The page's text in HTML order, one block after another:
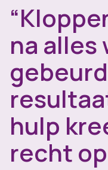
na alles
hulp
recht